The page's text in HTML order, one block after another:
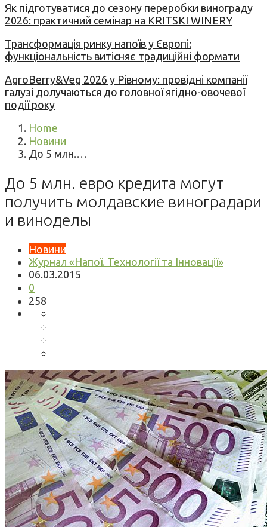
Як підготуватися до сезону переробки винограду
2026: практичний семінар на KRITSKI WINERY
Трансформація ринку напоїв у Європі:
функціональність витісняє традиційні формати
AgroBerry&Veg 2026 у Рівному: провідні компанії
галузі долучаються до головної ягідно-овочевої
події року
Home
Новини
До 5 млн.…
До 5 млн. евро кредита могут
получить молдавские виноградари
и виноделы
Новини
Журнал «Напої. Технології та Інновації»
06.03.2015
0
258